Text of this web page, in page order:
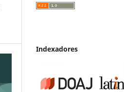
Indexadores